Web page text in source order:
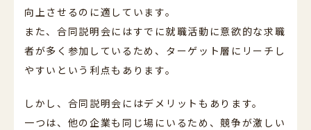
向上させるのに適しています。
また、合同説明会にはすでに就職活動に意欲的な求職
者が多く参加しているため、ターゲット層にリーチし
やすいという利点もあります。
しかし、合同説明会にはデメリットもあります。
一つは、他の企業も同じ場にいるため、競争が激しい